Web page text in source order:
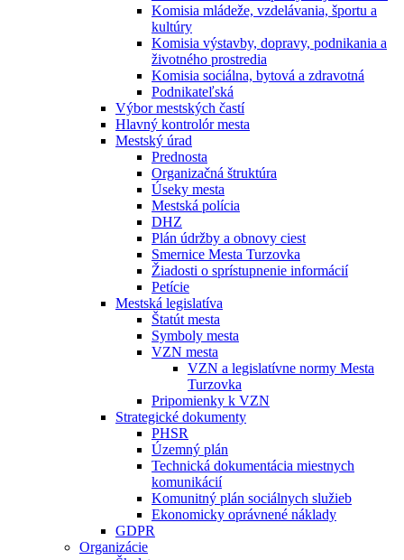
Komisia mládeže, vzdelávania, športu a
kultúry
Komisia výstavby, dopravy, podnikania a
životného prostredia
Komisia sociálna, bytová a zdravotná
Podnikateľská
Výbor mestských častí
Hlavný kontrolór mesta
Mestský úrad
Prednosta
Organizačná štruktúra
Úseky mesta
Mestská polícia
DHZ
Plán údržby a obnovy ciest
Smernice Mesta Turzovka
Žiadosti o sprístupnenie informácií
Petície
Mestská legislatíva
Štatút mesta
Symboly mesta
VZN mesta
VZN a legislatívne normy Mesta
Turzovka
Pripomienky k VZN
Strategické dokumenty
PHSR
Územný plán
Technická dokumentácia miestnych
komunikácií
Komunitný plán sociálnych služieb
Ekonomicky oprávnené náklady
GDPR
Organizácie